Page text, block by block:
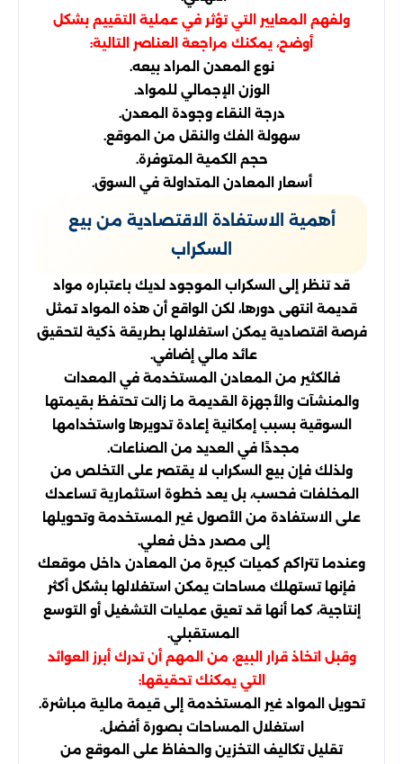
ولفهم المعايير التي تؤثر في عملية التقييم بشكل
أوضح، يمكنك مراجعة العناصر التالية:
نوع المعدن المراد بيعه.
الوزن الإجمالي للمواد.
درجة النقاء وجودة المعدن.
سهولة الفك والنقل من الموقع.
حجم الكمية المتوفرة.
أسعار المعادن المتداولة في السوق.
أهمية الاستفادة الاقتصادية من بيع
السكراب
قد تنظر إلى السكراب الموجود لديك باعتباره مواد
قديمة انتهى دورها، لكن الواقع أن هذه المواد تمثل
فرصة اقتصادية يمكن استغلالها بطريقة ذكية لتحقيق
عائد مالي إضافي.
فالكثير من المعادن المستخدمة في المعدات
والمنشآت والأجهزة القديمة ما زالت تحتفظ بقيمتها
السوقية بسبب إمكانية إعادة تدويرها واستخدامها
مجددًا في العديد من الصناعات.
ولذلك فإن بيع السكراب لا يقتصر على التخلص من
المخلفات فحسب، بل يعد خطوة استثمارية تساعدك
على الاستفادة من الأصول غير المستخدمة وتحويلها
إلى مصدر دخل فعلي.
وعندما تتراكم كميات كبيرة من المعادن داخل موقعك
فإنها تستهلك مساحات يمكن استغلالها بشكل أكثر
إنتاجية، كما أنها قد تعيق عمليات التشغيل أو التوسع
المستقبلي.
وقبل اتخاذ قرار البيع، من المهم أن تدرك أبرز العوائد
التي يمكنك تحقيقها:
تحويل المواد غير المستخدمة إلى قيمة مالية مباشرة.
استغلال المساحات بصورة أفضل.
تقليل تكاليف التخزين والحفاظ على الموقع من